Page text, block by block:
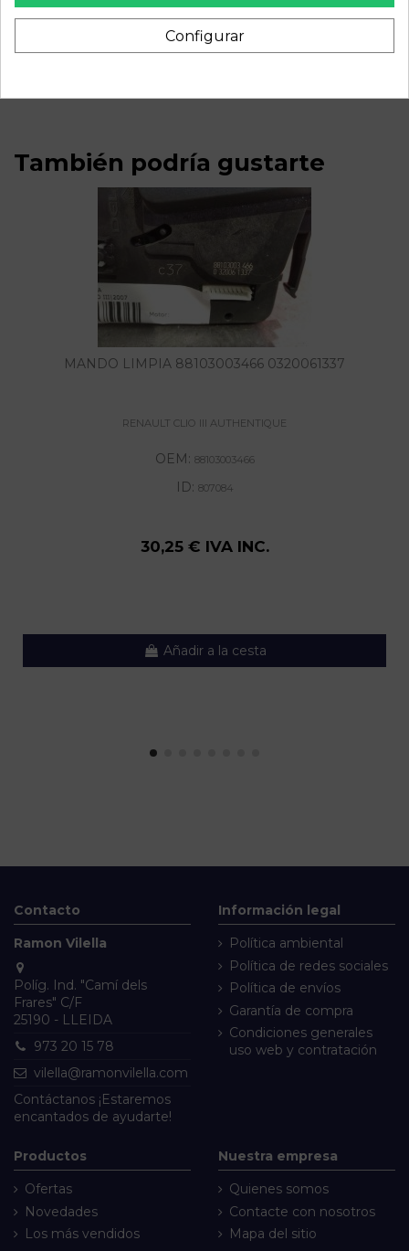
Recambio de cuadro instrumentos para renault clio iii
authentique referencia OEM IAM 8200582705H
También podría gustarte
MANDO LIMPIA 88103003466 0320061337
RENAULT CLIO III AUTHENTIQUE
OEM: 88103003466
ID: 807084
30,25 € IVA INC.
Añadir a la cesta
Contacto
Ramon Vilella
Políg. Ind. "Camí dels
Frares" C/F
25190 - LLEIDA
973 20 15 78
vilella@ramonvilella.com
Contáctanos ¡Estaremos
encantados de ayudarte!
Información legal
Política ambiental
Política de redes sociales
Política de envíos
Garantía de compra
Condiciones generales
uso web y contratación
Productos
Ofertas
Novedades
Los más vendidos
Nuestra empresa
Quienes somos
Contacte con nosotros
Mapa del sitio
Configurar